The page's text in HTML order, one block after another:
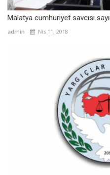
Malatya cumhuriyet savcısı
admin Nis 11, 2018